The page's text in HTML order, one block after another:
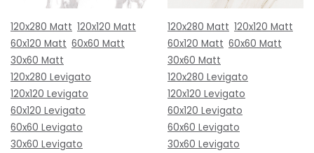
120x280 Matt 120x120 Matt
60x120 Matt 60x60 Matt
30x60 Matt
120x280 Levigato
120x120 Levigato
60x120 Levigato
60x60 Levigato
30x60 Levigato
120x280 Matt 120x120 Matt
60x120 Matt 60x60 Matt
30x60 Matt
120x280 Levigato
120x120 Levigato
60x120 Levigato
60x60 Levigato
30x60 Levigato